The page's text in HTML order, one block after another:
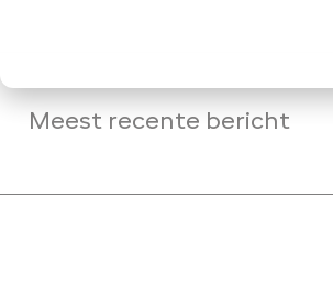
Meest recente bericht